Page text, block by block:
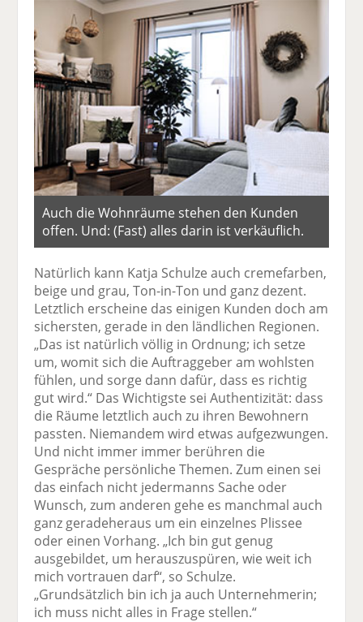
Auch die Wohnräume stehen den Kunden
offen. Und: (Fast) alles darin ist verkäuflich.
Natürlich kann Katja Schulze auch cremefarben,
beige und grau, Ton-in-Ton und ganz dezent.
Letztlich erscheine das einigen Kunden doch am
sichersten, gerade in den ländlichen Regionen.
„Das ist natürlich völlig in Ordnung; ich setze
um, womit sich die Auftraggeber am wohlsten
fühlen, und sorge dann dafür, dass es richtig
gut wird.“ Das Wichtigste sei Authentizität: dass
die Räume letztlich auch zu ihren Bewohnern
passten. Niemandem wird etwas aufgezwungen.
Und nicht immer immer berühren die
Gespräche persönliche Themen. Zum einen sei
das einfach nicht jedermanns Sache oder
Wunsch, zum anderen gehe es manchmal auch
ganz geradeheraus um ein einzelnes Plissee
oder einen Vorhang. „Ich bin gut genug
ausgebildet, um herauszuspüren, wie weit ich
mich vortrauen darf“, so Schulze.
„Grundsätzlich bin ich ja auch Unternehmerin;
ich muss nicht alles in Frage stellen.“